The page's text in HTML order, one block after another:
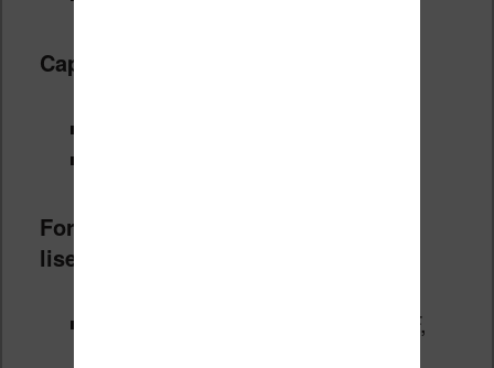
Capacité de stockage :
Formats de fichiers gérés par les
liseuses :
Sony PRS T2 : Epub, BBeB, PDF,